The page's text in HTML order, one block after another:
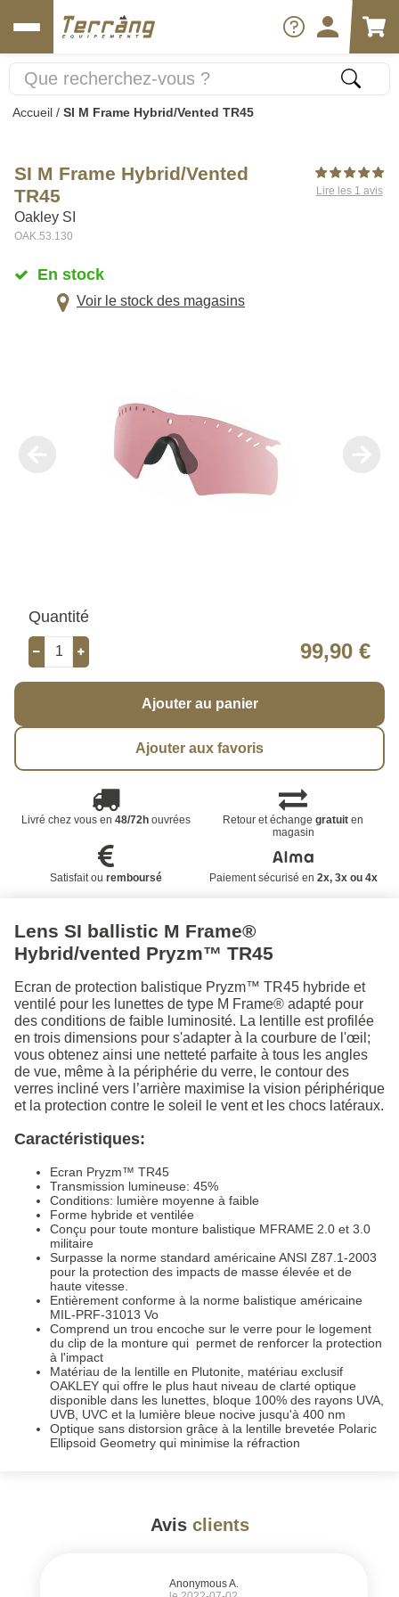
Accueil / SI M Frame Hybrid/Vented TR45
SI M Frame Hybrid/Vented
TR45
Oakley SI
OAK.53.130
Lire les 1 avis
En stock
Voir le stock des magasins
Quantité
99,90 €
Ajouter au panier
Ajouter aux favoris
Livré chez vous en 48/72houvrées Retour et échangegratuit en
magasin
Satisfait ou remboursé Paiement sécurisé en 2x, 3x ou 4x
Lens SI ballistic M Frame®
Hybrid/vented Pryzm™ TR45
Ecran de protection balistique Pryzm™ TR45 hybride et
ventilé pour les lunettes de type M Frame® adapté pour
des conditions de faible luminosité. La lentille est profilée
en trois dimensions pour s'adapter à la courbure de l'œil;
vous obtenez ainsi une netteté parfaite à tous les angles
de vue, même à la périphérie du verre, le contour des
verres incliné vers l’arrière maximise la vision périphérique
et la protection contre le soleil le vent et les chocs latéraux.
Caractéristiques:
Ecran Pryzm™ TR45
Transmission lumineuse: 45%
Conditions: lumière moyenne à faible
Forme hybride et ventilée
Conçu pour toute monture balistique MFRAME 2.0 et 3.0
militaire
Surpasse la norme standard américaine ANSI Z87.1-2003
pour la protection des impacts de masse élevée et de
haute vitesse.
Entièrement conforme à la norme balistique américaine
MIL-PRF-31013 Vo
Comprend un trou encoche sur le verre pour le logement
du clip de la monture qui permet de renforcer la protection
à l'impact
Matériau de la lentille en Plutonite, matériau exclusif
OAKLEY qui offre le plus haut niveau de clarté optique
disponible dans les lunettes, bloque 100% des rayons UVA,
UVB, UVC et la lumière bleue nocive jusqu'à 400 nm
Optique sans distorsion grâce à la lentille brevetée Polaric
Ellipsoid Geometry qui minimise la réfraction
Avis clients
Anonymous A.